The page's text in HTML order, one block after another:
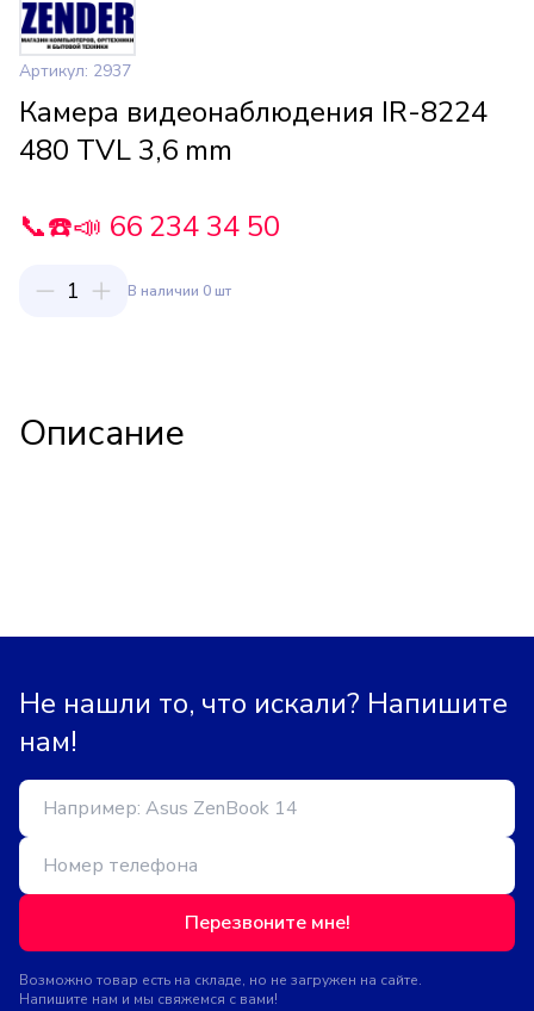
Артикул: 2937
Камера видеонаблюдения IR-8224
480 TVL 3,6 mm
📞☎️📣 66 234 34 50
1 В наличии 0 шт
Описание
Не нашли то, что искали? Напишите
нам!
Перезвоните мне!
Возможно товар есть на складе, но не загружен на сайте.
Напишите нам и мы свяжемся с вами!